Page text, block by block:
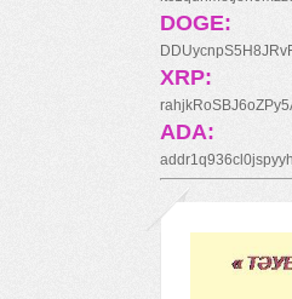
DOGE:
XRP:
ADA: